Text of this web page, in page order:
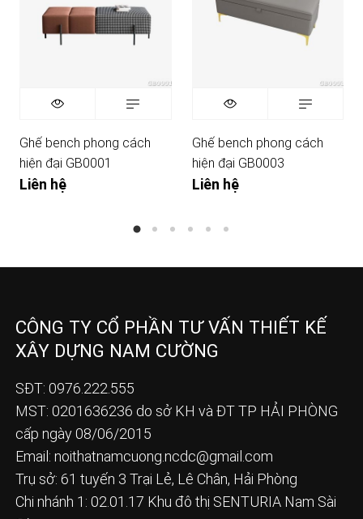
Ghế bench phong cách
hiện đại GB0001
Liên hệ
Ghế bench phong cách
hiện đại GB0003
Liên hệ
CÔNG TY CỔ PHẦN TƯ VẤN THIẾT KẾ
XÂY DỰNG NAM CƯỜNG
SĐT: 0976.222.555
MST: 0201636236 do sở KH và ĐT TP HẢI PHÒNG
cấp ngày 08/06/2015
Email: noithatnamcuong.ncdc@gmail.com
Trụ sở: 61 tuyến 3 Trại Lẻ, Lê Chân, Hải Phòng
Chi nhánh 1: 02.01.17 Khu đô thị SENTURIA Nam Sài